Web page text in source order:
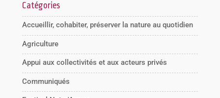
Catégories
Accueillir, cohabiter, préserver la nature au quotidien
Agriculture
Appui aux collectivités et aux acteurs privés
Communiqués